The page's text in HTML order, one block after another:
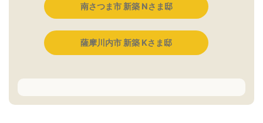
南さつま市 新築 Nさま邸
薩摩川内市 新築 Kさま邸